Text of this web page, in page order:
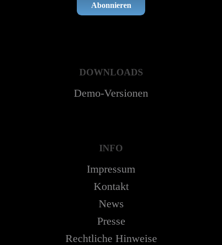
Abonnieren
DOWNLOADS
Demo-Versionen
INFO
Impressum
Kontakt
News
Presse
Rechtliche Hinweise